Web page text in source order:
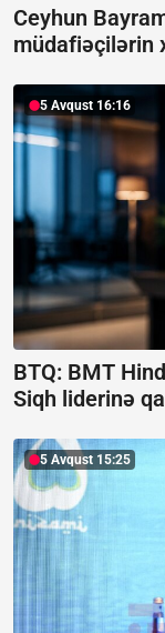
Ceyhun
müdafiəçilərin
5 Avqust 16:16
BTQ: BMT
Siqh liderinə
5 Avqust 15:25